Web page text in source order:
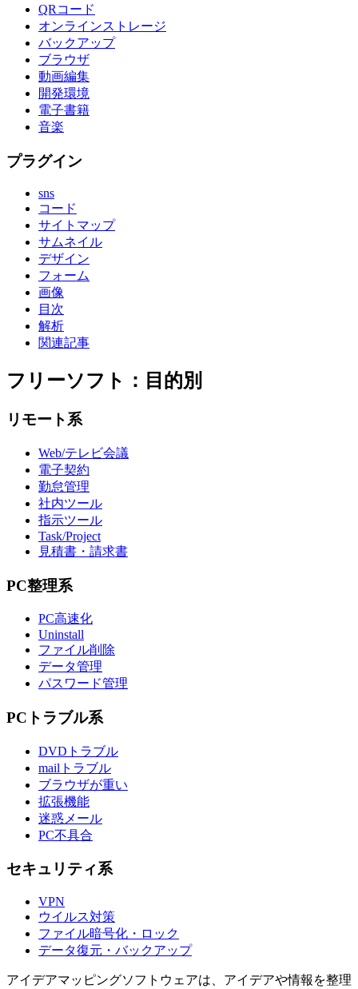
QRコード
オンラインストレージ
バックアップ
ブラウザ
動画編集
開発環境
電子書籍
音楽
プラグイン
sns
コード
サイトマップ
サムネイル
デザイン
フォーム
画像
目次
解析
関連記事
フリーソフト：目的別
リモート系
Web/テレビ会議
電子契約
勤怠管理
社内ツール
指示ツール
Task/Project
見積書・請求書
PC整理系
PC高速化
Uninstall
ファイル削除
データ管理
パスワード管理
PCトラブル系
DVDトラブル
mailトラブル
ブラウザが重い
拡張機能
迷惑メール
PC不具合
セキュリティ系
VPN
ウイルス対策
ファイル暗号化・ロック
データ復元・バックアップ
アイデアマッピングソフトウェアは、アイデアや情報を整理